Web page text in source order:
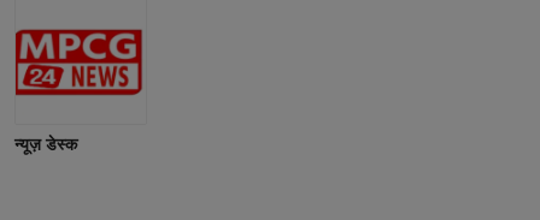
न्यूज़ डेस्क